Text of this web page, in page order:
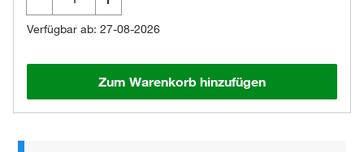
Verfügbar ab: 27-08-2026
Zum Warenkorb hinzufügen